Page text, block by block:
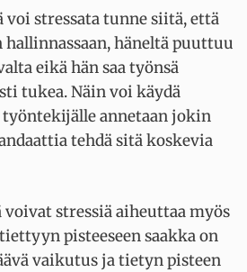
stressata tunne siitä, että
hallinnassaan, häneltä puuttuu
eikä hän saa työnsä
tukea. Näin voi käydä
annetaan jokin
tehdä sitä koskevia
stressiä aiheuttaa myös
pisteeseen saakka on
vaikutus ja tietyn pisteen